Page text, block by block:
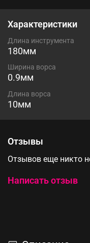
Характеристики
Длина инструмента
180мм
Ширина ворса
0.9мм
Длина ворса
10мм
Отзывы
Отзывов еще никто
Написать отзыв